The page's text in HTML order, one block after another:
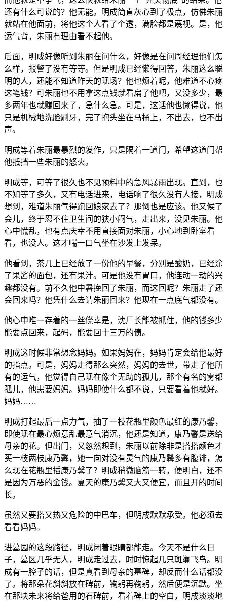
还有什么可说的？他无能。明成简直灰心到了极点，仿佛朱丽
就站在他面前，将他这个人看了个透，满脸都是蔑视。是，他
运气背，朱丽有理由看不起他。
后面，明成好像听到朱丽在问什么，好像是在问周经理他们怎
么样，报警了没有等等。但是明成已经懒得回答，朱丽这么聪
明的人，还能不知道昨天的现场？他也烦着呢，他难道不心疼
这笔钱？可朱丽也不用拿这点钱就看扁了他吧，又没多少，最
多两年也就赚回来了，急什么急。可是，这话他也懒得说，他
只是机械地洗脸刷牙，完了抱头坐在马桶上，不出去，也不出
声。
明成等着朱丽最暴烈的发作，只是隔着一道门，希望这道门帮
他抵挡一些朱丽的怒火。
明成等，可等了很久也不见预料中的急风暴雨出现。直到，也
不知等了多久，又有电话进来，电话响了很久没有人接，明成
想到，难道朱丽气得跑回娘家去了？那倒也是应该。他又候了
会儿，终于忍不住卫生间的狭小闷气，走出来，没见朱丽。他
心中慌乱，也有点庆幸不用直接面对朱丽，小心地到卧室看
看，也没人。这才喘一口气坐在沙发上发呆。
他看到，茶几上已经放了一份他的早餐，分别是酸奶，已经涂
了果酱的面包，还有果汁。可是他没有胃口，他连动一动的兴
趣都没有。前不久他中暑挽回了朱丽，而这回呢？朱丽走了还
会回来吗？他凭什么去请朱丽回来？他现在一点底气都没有。
他心中唯一存着的一丝侥幸是，沈厂长能被抓住，他的钱多少
能要点回来，起码，能要回十三万的债。
明成这时候非常想念妈妈。如果妈妈在，妈妈肯定会给他最好
的指点。可是，妈妈走得那么突然，妈妈的去世，带走了他所
有的运气，他觉得自己现在像个无助的孤儿，那个有名的雾都
孤儿，他需要妈妈。妈妈即使什么都不说，只要看着他就好。
妈妈……
明成打起最后一点力气，抽了一枝花瓶里颜色最红的康乃馨，
即使现在最心烦意乱最意气消沉，他还是知道，康乃馨是送给
母亲的花。但出门，又忽然想到，朱丽以前除非是搭搭颜色才
买一枝两枝康乃馨，她一向对没有灵气的康乃馨多有腹诽，怎
么现在花瓶里插康乃馨了？明成稍微脑筋一转，便明白，还不
是因为万恶的金钱。夏天的康乃馨又大又便宜，而且开的时间
长。
虽然又要搭又热又危险的中巴车，但明成默默承受。他必须去
看看妈妈。
进墓园的这段路径，明成闭着眼睛都能走。今天不是什么日
子，墓区几乎无人，明成走过去，时时惊起几只斑斓飞鸟。明
成有一腔子的话，但是真看到母亲的墓碑，却反而什么话都没
了。将那朵花斜斜放在碑前，鞠躬再鞠躬，然后便是沉默。坐
在那块未来将给爸用的石碑前，看着碑上的空白，明成淡淡地